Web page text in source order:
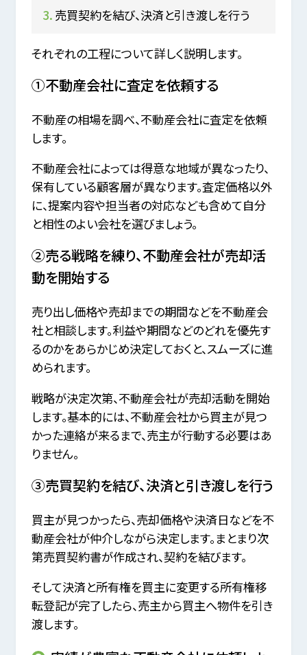
売買契約を結び、決済と引き渡しを行う
それぞれの工程について詳しく説明します。
①不動産会社に査定を依頼する
不動産の相場を調べ、不動産会社に査定を依頼
します。
不動産会社によっては得意な地域が異なったり、
保有している顧客層が異なります。査定価格以外
に、提案内容や担当者の対応なども含めて自分
と相性のよい会社を選びましょう。
②売る戦略を練り、不動産会社が売却活
動を開始する
売り出し価格や売却までの期間などを不動産会
社と相談します。利益や期間などのどれを優先す
るのかをあらかじめ決定しておくと、スムーズに進
められます。
戦略が決定次第、不動産会社が売却活動を開始
します。基本的には、不動産会社から買主が見つ
かった連絡が来るまで、売主が行動する必要はあ
りません。
③売買契約を結び、決済と引き渡しを行う
買主が見つかったら、売却価格や決済日などを不
動産会社が仲介しながら決定します。まとまり次
第売買契約書が作成され、契約を結びます。
そして決済と所有権を買主に変更する所有権移
転登記が完了したら、売主から買主へ物件を引き
渡します。